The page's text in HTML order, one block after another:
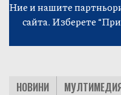
Ние и нашите
сайта. Изберете
НОВИНИ